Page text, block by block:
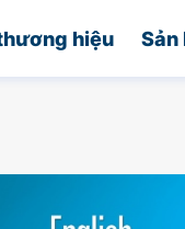
hiệu Sản